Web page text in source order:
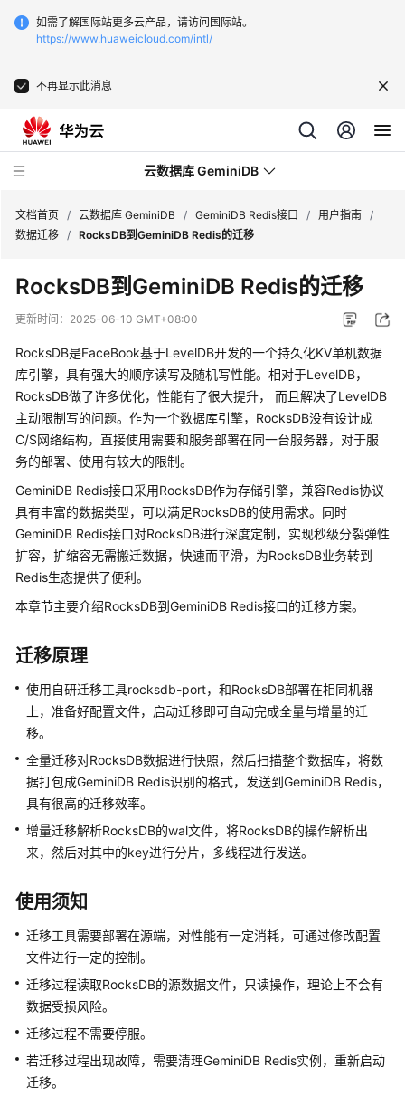
如需了解国际站更多云产品，请访问国际站。
https://www.huaweicloud.com/intl/
不再显示此消息
云数据库 GeminiDB
新
动
服
务
公
告
品
介
绍
GeminiDB
接
品
介
计
费
明
速
门
用
户
南
文档首页 / 云数据库 GeminiDB / GeminiDB Redis接口 / 用户指南 /
数据迁移 / RocksDB到GeminiDB Redis的迁移
RocksDB到GeminiDB Redis的迁移
更新时间： 2025-06-10 GMT+08:00
RocksDB是FaceBook基于LevelDB开发的一个持久化KV单机数据
库引擎，具有强大的顺序读写及随机写性能。相对于LevelDB，
RocksDB做了许多优化，性能有了很大提升， 而且解决了LevelDB
主动限制写的问题。作为一个数据库引擎，RocksDB没有设计成
C/S网络结构，直接使用需要和服务部署在同一台服务器，对于服
务的部署、使用有较大的限制。
GeminiDB Redis接口采用RocksDB作为存储引擎，兼容Redis协议
具有丰富的数据类型，可以满足RocksDB的使用需求。同时
GeminiDB Redis接口对RocksDB进行深度定制，实现秒级分裂弹性
扩容，扩缩容无需搬迁数据，快速而平滑，为RocksDB业务转到
Redis生态提供了便利。
本章节主要介绍RocksDB到GeminiDB Redis接口的迁移方案。
迁移原理
使用自研迁移工具rocksdb-port，和RocksDB部署在相同机器
上，准备好配置文件，启动迁移即可自动完成全量与增量的迁
移。
全量迁移对RocksDB数据进行快照，然后扫描整个数据库，将数
据打包成GeminiDB Redis识别的格式，发送到GeminiDB Redis，
具有很高的迁移效率。
增量迁移解析RocksDB的wal文件，将RocksDB的操作解析出
来，然后对其中的key进行分片，多线程进行发送。
使用须知
迁移工具需要部署在源端，对性能有一定消耗，可通过修改配置
文件进行一定的控制。
迁移过程读取RocksDB的源数据文件，只读操作，理论上不会有
数据受损风险。
迁移过程不需要停服。
若迁移过程出现故障，需要清理GeminiDB Redis实例，重新启动
迁移。